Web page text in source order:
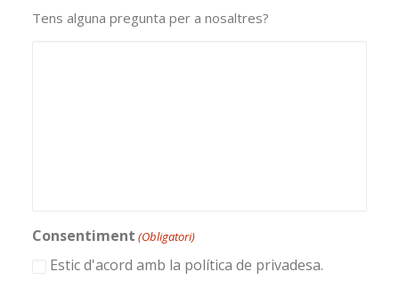
Tens alguna pregunta per a nosaltres?
Consentiment (Obligatori)
Estic d'acord amb la política de privadesa.